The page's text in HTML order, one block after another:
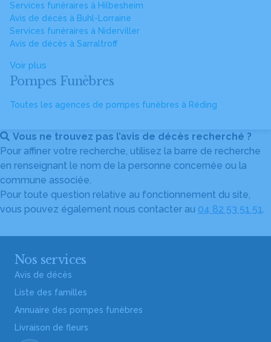
Services funéraires à Hilbesheim
Avis de décès à Buhl-Lorraine
Services funéraires à Niderviller
Avis de décès à Sarraltroff
Voir plus
Pompes Funèbres
Toutes les agences de pompes funèbres à Réding
Vous ne trouvez pas l’avis de décès recherché ?
Pour affiner votre recherche, utilisez la barre de recherche
en renseignant le nom de la personne concernée ou la
commune associée.
Pour toute question relative au fonctionnement du site,
vous pouvez également nous contacter au 04 82 53 51 51.
Nos services
Avis de décès
Liste des familles
Annuaire des pompes funèbres
Livraison de fleurs